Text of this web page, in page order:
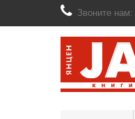
Звоните нам: